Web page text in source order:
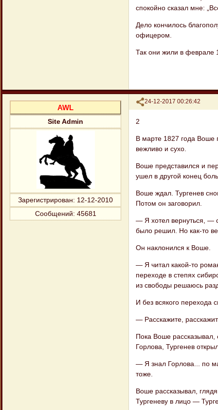
спокойно сказал мне:
Дело кончилось
офицером.
Так они жили в феврале
Поделиться
24-12-2017 00:26:42
AWL
Site Admin
Зарегистрирован: 12-12-2010
Сообщений: 45681
2
В марте 1827 года Воше
вежливо и сухо.
Воше представился и
ушел в другой конец
Воше ждал. Тургенев
Потом он за​говорил.
— Я хотел вернуться, —
было решил. Но как-то
Он наклонился к Воше.
— Я читал какой-то
перехо​де в степях
из свободы ре​шаюсь
И без всякого перехода
— Расскажите,
Пока Воше рассказывал,
Горлова, Тургенев
— Я знал Горлова... по
тоже.
Воше рассказывал,
Тургеневу в лицо —